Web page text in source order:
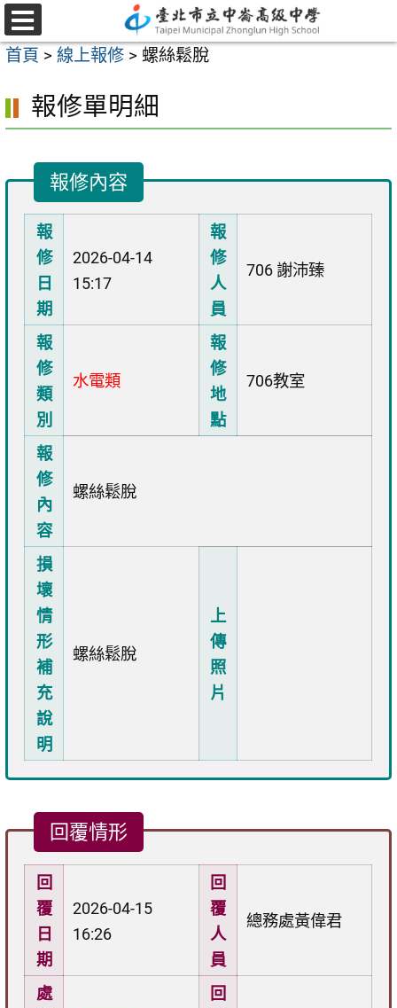
跳
至
主
內
選
單
首頁 > 線上報修 > 螺絲鬆脫
報修單明細
報修內容
報
修
日
期
2026-04-14
15:17
報
修
人
員
706 謝沛臻
報
修
類
別
水電類
報
修
地
點
706教室
報
修
內
容
螺絲鬆脫
損
壞
情
形
補
充
說
明
螺絲鬆脫
上
傳
照
片
回覆情形
回
覆
日
期
2026-04-15
16:26
回
覆
人
員
總務處黃偉君
處
回